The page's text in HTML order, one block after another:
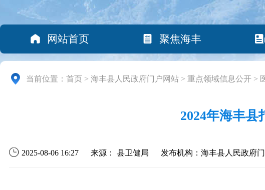
网站首页 聚焦海丰
当前位置： 首页 > 海丰县人民政府门户网站 > 重点领域信息公开 >
2024年海丰县
2025-08-06 16:27 来源： 县卫健局 发布机构：海丰县人民政府